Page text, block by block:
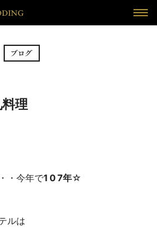
理
・今年で1 0 7年☆
テルは